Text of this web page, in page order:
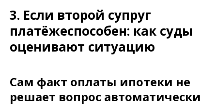
3. Если второй супруг
платёжеспособен: как суды
оценивают ситуацию
Сам факт оплаты ипотеки не
решает вопрос автоматически